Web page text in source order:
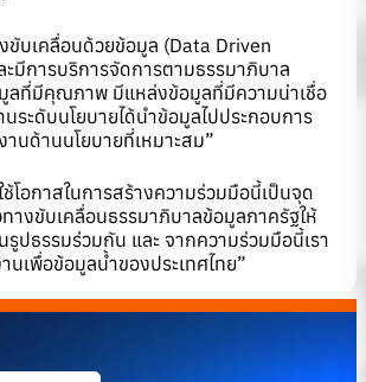
ขับเคลื่อนด้วยข้อมูล (Data Driven
มีการบริการจัดการตามธรรมาภิบาล
ลที่มีคุณภาพ มีแหล่งข้อมูลที่มีความน่าเชื่อ
นระดับนโยบายได้นำข้อมูลไปประกอบการ
นด้านนโยบายที่เหมาะสม”
โอกาสในการสร้างความร่วมมือนี้เป็นจุด
างขับเคลื่อนธรรมาภิบาลข้อมูลภาครัฐให้
รูปธรรมร่วมกัน และ จากความร่วมมือนี้เรา
นเพื่อข้อมูลน้ำของประเทศไทย”